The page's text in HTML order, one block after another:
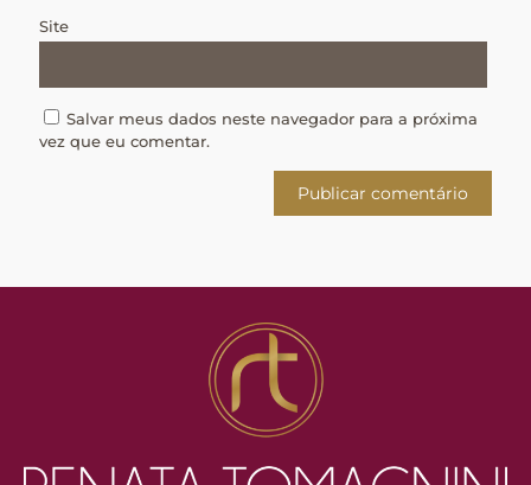
Site
Salvar meus dados neste navegador para a próxima
vez que eu comentar.